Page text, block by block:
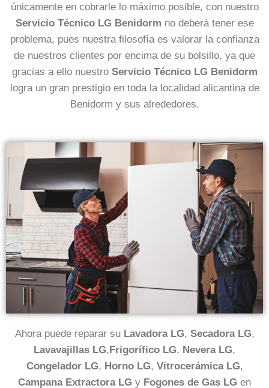
únicamente en cobrarle lo máximo posible, con nuestro
Servicio Técnico LG Benidorm no deberá tener ese
problema, pues nuestra filosofía es valorar la confianza
de nuestros clientes por encima de su bolsillo, ya que
gracias a ello nuestro Servicio Técnico LG Benidorm
logra un gran prestigio en toda la localidad alicantina de
Benidorm y sus alrededores.
Ahora puede reparar su Lavadora LG, Secadora LG,
Lavavajillas LG, Frigorífico LG, Nevera LG,
Congelador LG, Horno LG, Vitrocerámica LG,
Campana Extractora LG y Fogones de Gas LG en